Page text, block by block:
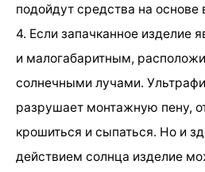
подойдут средства на основе
4. Если запачканное изделие
и малогабаритным,
солнечными лучами.
разрушает монтажную пену,
крошиться и сыпаться. Но и
действием солнца изделие